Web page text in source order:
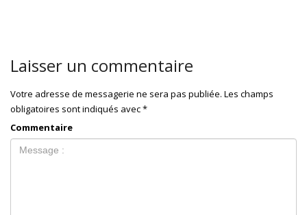
Laisser un commentaire
Votre adresse de messagerie ne sera pas publiée. Les champs
obligatoires sont indiqués avec*
Commentaire